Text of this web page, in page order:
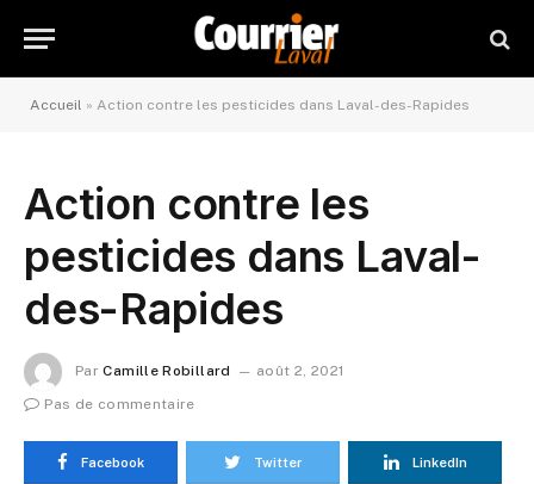
Accueil » Action contre les pesticides dans Laval-des-Rapides
Action contre les
pesticides dans Laval-
des-Rapides
Par Camille Robillard
août 2, 2021
Pas de commentaire
Facebook Twitter LinkedIn